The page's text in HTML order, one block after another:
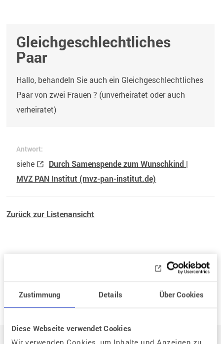
Zustimmung Details Über Cookies
Diese Webseite verwendet Cookies
Wir verwenden Cookies, um Inhalte und Anzeigen zu
Gleichgeschlechtliches
Paar
Hallo, behandeln Sie auch ein Gleichgeschlechtliches
Paar von zwei Frauen ? (unverheiratet oder auch
verheiratet)
Antwort:
siehe
Durch Samenspende zum Wunschkind |
MVZ PAN Institut (mvz-pan-institut.de)
Zurück zur Listenansicht
Neue Frage
Auf einen Blick